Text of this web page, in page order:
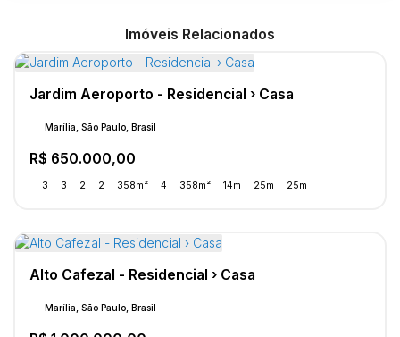
Imóveis Relacionados
Jardim Aeroporto - Residencial › Casa
R$ 650.000,00
Marília, São Paulo, Brasil
3 3 2 2 358m² 4 358m² 14m 25m 25m
Alto Cafezal - Residencial › Casa
Marília, São Paulo, Brasil